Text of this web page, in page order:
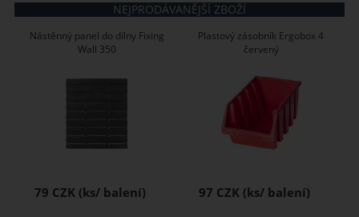
NEJPRODÁVANĚJŠÍ ZBOŽÍ
Nástěnný panel do dílny Fixing
Wall 350
79 CZK
Plastový zásobník Ergobox 4
červený
97 CZK